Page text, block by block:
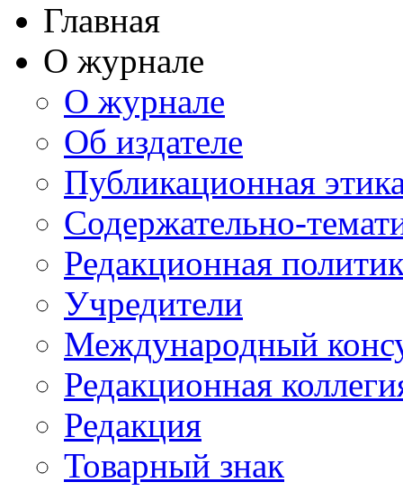
Главная
О журнале
О журнале
Об издателе
Публикационная
Содержательно-
Редакционная
Учредители
Международный
Редакционная
Редакция
Товарный знак